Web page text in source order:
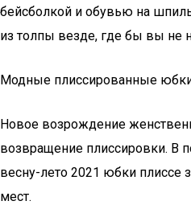
бейсболкой и обувью на
из толпы везде, где бы вы не
Модные плиссированные
Новое возрождение
возвращение плиссировки. В
весну-лето 2021 юбки плиссе
мест.